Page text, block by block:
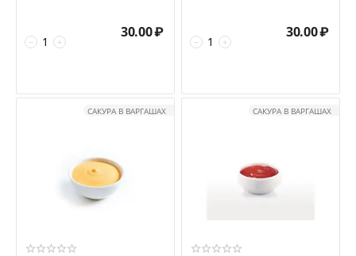
+
−
30.00₽
+
−
30.00₽
САКУРА В ВАРГАШАХ САКУРА В ВАРГАШАХ